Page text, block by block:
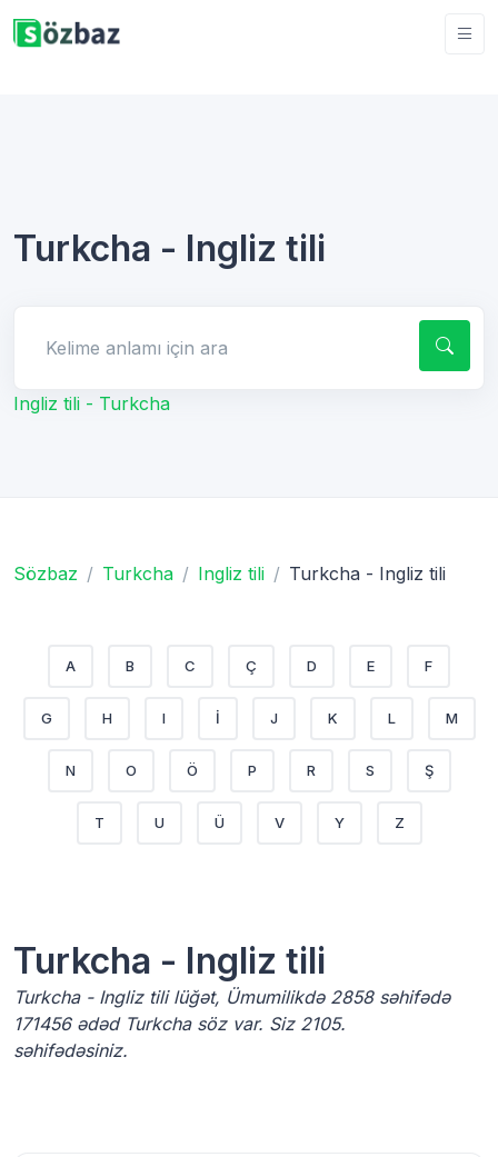
Turkcha - Ingliz tili
Ingliz tili - Turkcha
Sözbaz Turkcha Ingliz tili Turkcha - Ingliz tili
A B C Ç D E F
G H I İ J K L M
N O Ö P R S Ş
T U Ü V Y Z
Turkcha - Ingliz tili
Turkcha - Ingliz tili lüğət, Ümumilikdə 2858 səhifədə
171456 ədəd Turkcha söz var. Siz 2105.
səhifədəsiniz.